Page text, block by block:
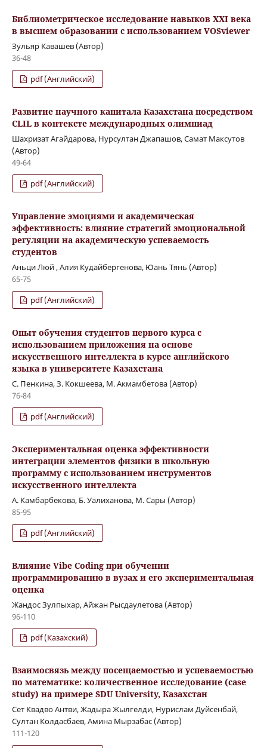
Библиометрическое исследование навыков XXI века
в высшем образовании с использованием VOSviewer
Зульяр Кавашев (Автор)
36-48
pdf (Английский)
Развитие научного капитала Казахстана посредством
CLIL в контексте международных олимпиад
Шахризат Агайдарова, Нурсултан Джапашов, Самат Максутов
(Автор)
49-64
pdf (Английский)
Управление эмоциями и академическая
эффективность: влияние стратегий эмоциональной
регуляции на академическую успеваемость
студентов
Аньци Люй , Алия Кудайбергенова, Юань Тянь (Автор)
65-75
pdf (Английский)
Опыт обучения студентов первого курса с
использованием приложения на основе
искусственного интеллекта в курсе английского
языка в университете Казахстана
С. Пенкина, З. Кокшеева, М. Акмамбетова (Автор)
76-84
pdf (Английский)
Экспериментальная оценка эффективности
интеграции элементов физики в школьную
программу с использованием инструментов
искусственного интеллекта
А. Камбарбекова, Б. Уалиханова, М. Сары (Автор)
85-95
pdf (Английский)
Влияние Vibe Coding при обучении
программированию в вузах и его экспериментальная
оценка
Жандос Зулпыхар, Айжан Рысдаулетова (Автор)
96-110
pdf (Казахский)
Взаимосвязь между посещаемостью и успеваемостью
по математике: количественное исследование (case
study) на примере SDU University, Казахстан
Сет Квадво Антви, Жадыра Жылгелди, Нурислам Дуйсенбай,
Султан Колдасбаев, Амина Мырзабас (Автор)
111-120